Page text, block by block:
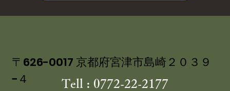
〒626-0017 京都府宮津市島崎２０３９
−４
Tell : 0772-22-2177